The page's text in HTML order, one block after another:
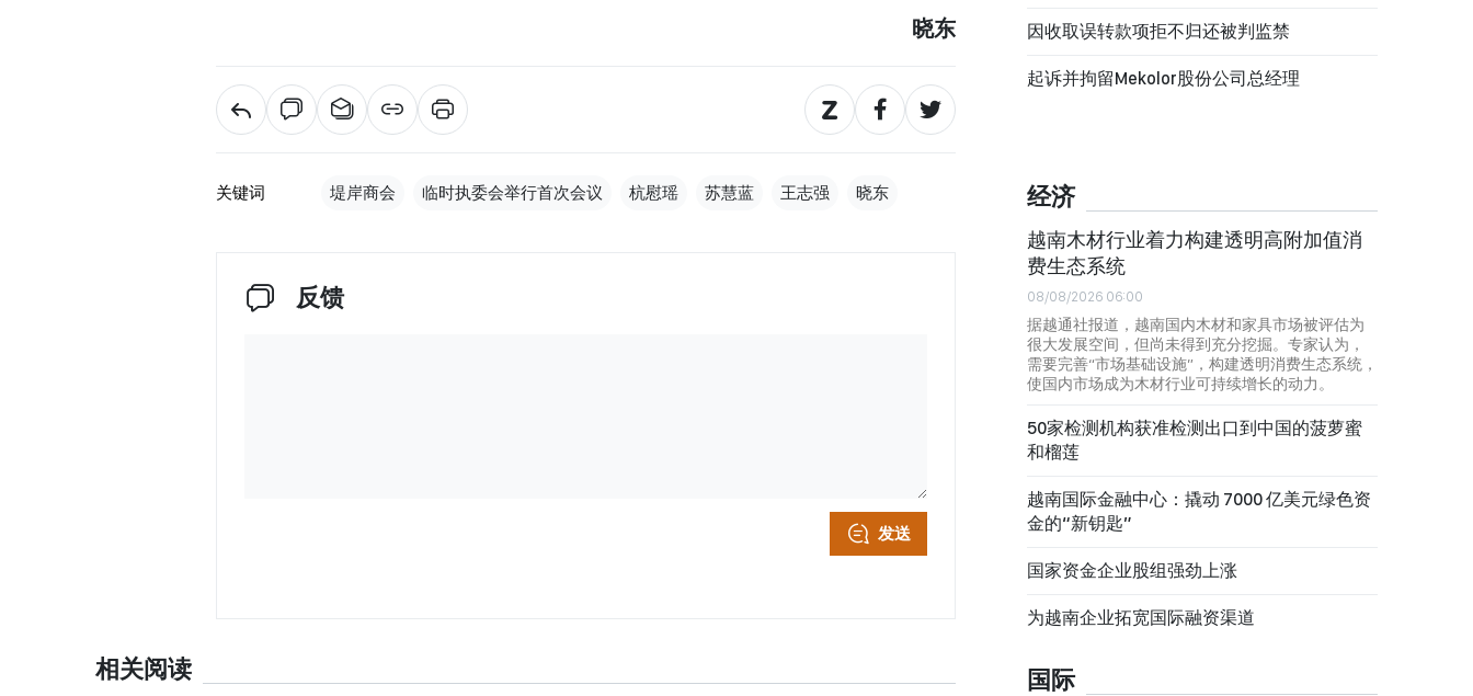
晓东
关键词 堤岸商会 临时执委会举行首次会议 杭慰瑶 苏慧蓝 王志强 晓东
反馈
发送
相关阅读
因收取误转款项拒不归还被判监禁
起诉并拘留Mekolor股份公司总经理
经济
越南木材行业着力构建透明高附加值消
费生态系统
08/08/2026 06:00
据越通社报道，越南国内木材和家具市场被评估为
很大发展空间，但尚未得到充分挖掘。专家认为，
需要完善“市场基础设施”，构建透明消费生态系统，
使国内市场成为木材行业可持续增长的动力。
50家检测机构获准检测出口到中国的菠萝蜜
和榴莲
越南国际金融中心：撬动 7000 亿美元绿色资
金的“新钥匙”
国家资金企业股组强劲上涨
为越南企业拓宽国际融资渠道
国际